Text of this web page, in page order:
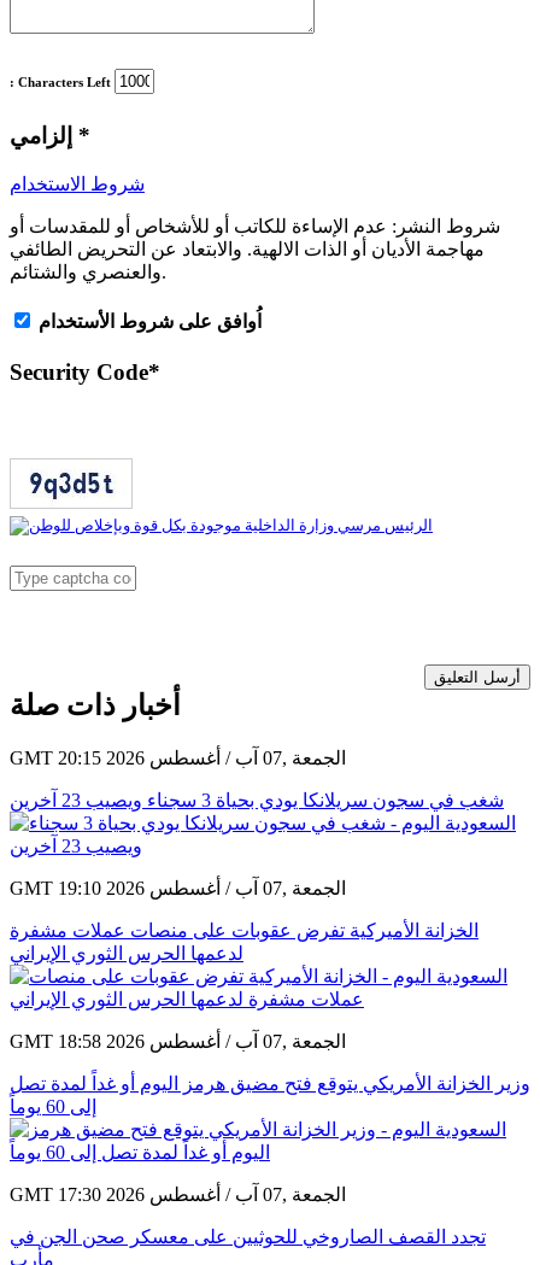
: Characters Left
*
شروط الاستخدام
شروط النشر: عدم الإساءة للكاتب أو للأشخاص أو للمقدسات أو
مهاجمة الأديان أو الذات الالهية. والابتعاد عن التحريض الطائفي
والعنصري والشتائم.
اُوافق على شروط الأستخدام
Security Code*
أرسل التعليق
أخبار ذات صلة
GMT 20:15 2026 الجمعة ,07 آب / أغسطس
شغب في سجون سريلانكا يودي بحياة 3 سجناء ويصيب 23 آخرين
GMT 19:10 2026 الجمعة ,07 آب / أغسطس
الخزانة الأميركية تفرض عقوبات على منصات عملات مشفرة
لدعمها الحرس الثوري الإيراني
GMT 18:58 2026 الجمعة ,07 آب / أغسطس
وزير الخزانة الأمريكي يتوقع فتح مضيق هرمز اليوم أو غداً لمدة تصل
إلى 60 يوماً
GMT 17:30 2026 الجمعة ,07 آب / أغسطس
تجدد القصف الصاروخي للحوثيين على معسكر صحن الجن في
مأرب